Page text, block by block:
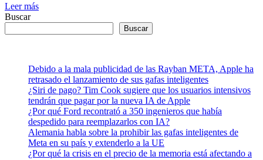
Leer más
Buscar
Buscar
Debido a la mala publicidad de las Rayban META, Apple ha
retrasado el lanzamiento de sus gafas inteligentes
¿Siri de pago? Tim Cook sugiere que los usuarios intensivos
tendrán que pagar por la nueva IA de Apple
¿Por qué Ford recontrató a 350 ingenieros que había
despedido para reemplazarlos con IA?
Alemania habla sobre la prohibir las gafas inteligentes de
Meta en su país y extenderlo a la UE
¿Por qué la crisis en el precio de la memoria está afectando a